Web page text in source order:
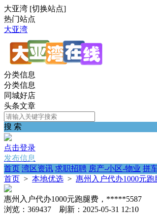
大亚湾 [切换站点]
热门站点
大亚湾
分类信息
分类信息
同城好店
头条文章
搜 索
点击登录
发布信息
首页 湾区资讯 求职招聘 房产-小区-物业 拼
首页 > 本地优选 > 惠州入户代办1000元
惠州入户代办1000元跑腿费，*****5587
浏览：369437 刷新：2025-05-31 12:10